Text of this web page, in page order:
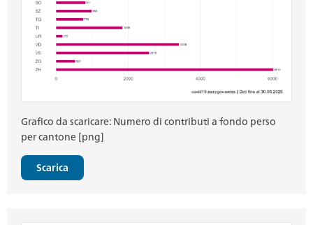
Grafico da scaricare: Numero di contributi a fondo perso
per cantone [png]
Scarica